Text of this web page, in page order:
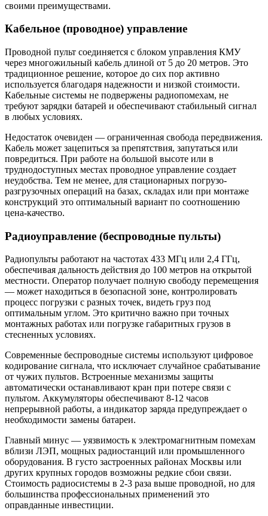
своими преимуществами.
Кабельное (проводное) управление
Проводной пульт соединяется с блоком управления КМУ
через многожильный кабель длиной от 5 до 20 метров. Это
традиционное решение, которое до сих пор активно
используется благодаря надежности и низкой стоимости.
Кабельные системы не подвержены радиопомехам, не
требуют зарядки батарей и обеспечивают стабильный сигнал
в любых условиях.
Недостаток очевиден — ограниченная свобода передвижения.
Кабель может зацепиться за препятствия, запутаться или
повредиться. При работе на большой высоте или в
труднодоступных местах проводное управление создает
неудобства. Тем не менее, для стационарных погрузо-
разгрузочных операций на базах, складах или при монтаже
конструкций это оптимальный вариант по соотношению
цена-качество.
Радиоуправление (беспроводные пульты)
Радиопульты работают на частотах 433 МГц или 2,4 ГГц,
обеспечивая дальность действия до 100 метров на открытой
местности. Оператор получает полную свободу перемещения
— может находиться в безопасной зоне, контролировать
процесс погрузки с разных точек, видеть груз под
оптимальным углом. Это критично важно при точных
монтажных работах или погрузке габаритных грузов в
стесненных условиях.
Современные беспроводные системы используют цифровое
кодирование сигнала, что исключает случайное срабатывание
от чужих пультов. Встроенные механизмы защиты
автоматически останавливают кран при потере связи с
пультом. Аккумуляторы обеспечивают 8-12 часов
непрерывной работы, а индикатор заряда предупреждает о
необходимости замены батареи.
Главный минус — уязвимость к электромагнитным помехам
вблизи ЛЭП, мощных радиостанций или промышленного
оборудования. В густо застроенных районах Москвы или
других крупных городов возможны редкие сбои связи.
Стоимость радиосистемы в 2-3 раза выше проводной, но для
большинства профессиональных применений это
оправданные инвестиции.